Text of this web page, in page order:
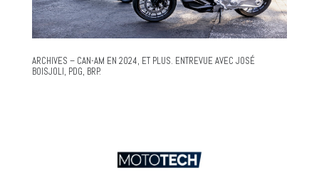
ARCHIVES – CAN-AM EN 2024, ET PLUS. ENTREVUE AVEC JOSÉ
BOISJOLI, PDG, BRP.